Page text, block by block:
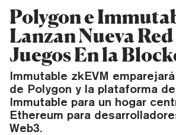
Polygon e
Lanzan Nueva
Juegos En la
Immutable zkEVM
de Polygon y la plataforma
Immutable para un hogar
Ethereum para
Web3.